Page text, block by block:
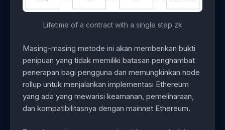
Lifetime of a contract with a single step zk
Masing-masing metode ini akan memberikan bukti
penipuan yang tidak memiliki batasan penghambat
penerapan bagi pengguna dan memungkinkan node
rollup untuk menjalankan implementasi Ethereum
yang ada yang mewarisi keamanan, pemeliharaan,
dan kompatibilitasnya dengan mainnet Ethereum.